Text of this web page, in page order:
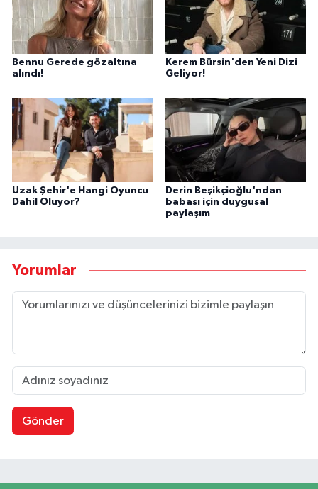
Bennu Gerede gözaltına
alındı!
Kerem Bürsin'den Yeni Dizi
Geliyor!
Uzak Şehir'e Hangi Oyuncu
Dahil Oluyor?
Derin Beşikçioğlu'ndan
babası için duygusal
paylaşım
Yorumlar
Gönder